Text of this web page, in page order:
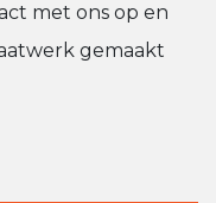
met ons op en
gemaakt